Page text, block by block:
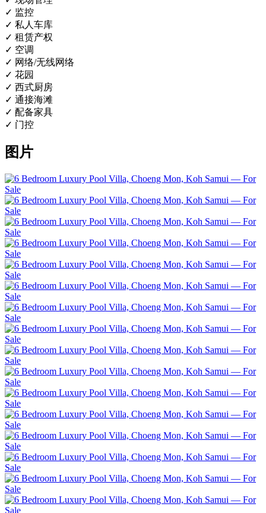
✓ 监控
✓ 私人车库
✓ 租赁产权
✓ 空调
✓ 网络/无线网络
✓ 花园
✓ 西式厨房
✓ 通接海滩
✓ 配备家具
✓ 门控
图片